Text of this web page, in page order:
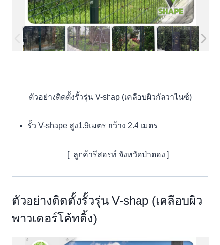
ตัวอย่างติดตั้งรั้วรุ่น V-shap (เคลือบผิวกัลวาไนซ์)
รั้ว V-shape สูง1.9เมตร กว้าง 2.4 เมตร
[ ลูกค้ารีสอรท์ จังหวัดป่าตอง ]
ตัวอย่างติดตั้งรั้วรุ่น V-shap (เคลือบผิว
พาวเดอร์โค้ทติ้ง)